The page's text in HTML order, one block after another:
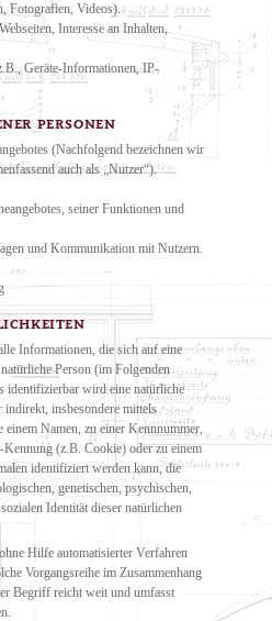
Fotografien, Videos).
Interesse an Inhalten,
Geräte-Informationen, IP-
PERSONEN
(Nachfolgend bezeichnen wir
auch als „Nutzer“).
seiner Funktionen und
und Kommunikation mit Nutzern.
Informationen, die sich auf eine
Person (im Folgenden
identifizierbar wird eine natürliche
indirekt, insbesondere mittels
Namen, zu einer Kennnummer,
(z.B. Cookie) oder zu einem
identifiziert werden kann, die
genetischen, psychischen,
Identität dieser natürlichen
Hilfe automatisierter Verfahren
Vorgangsreihe im Zusammenhang
Begriff reicht weit und umfasst